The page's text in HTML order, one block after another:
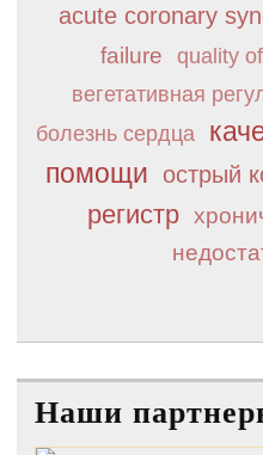
acute coronary
failure
quality
вегетативная
болезнь сердца
помощи
острый
регистр
Наши